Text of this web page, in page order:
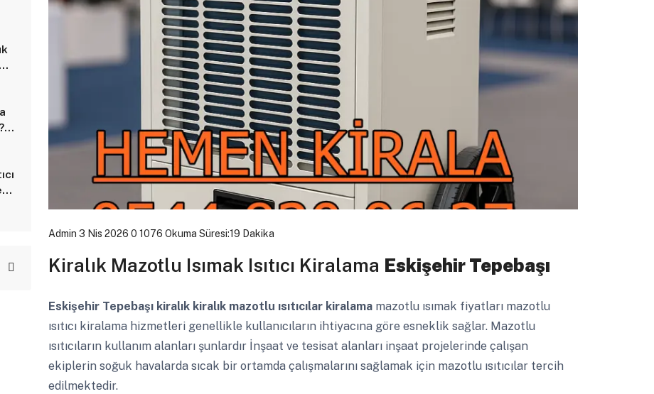
Admin 3 Nis 2026 0 1076 Okuma Süresi:19 Dakika
Kiralık Mazotlu Isımak Isıtıcı Kiralama Eskişehir Tepebaşı
Eskişehir Tepebaşı kiralık kiralık mazotlu ısıtıcılar kiralama mazotlu ısımak fiyatları mazotlu
ısıtıcı kiralama hizmetleri genellikle kullanıcıların ihtiyacına göre esneklik sağlar. Mazotlu
ısıtıcıların kullanım alanları şunlardır İnşaat ve tesisat alanları inşaat projelerinde çalışan
ekiplerin soğuk havalarda sıcak bir ortamda çalışmalarını sağlamak için mazotlu ısıtıcılar tercih
edilmektedir.